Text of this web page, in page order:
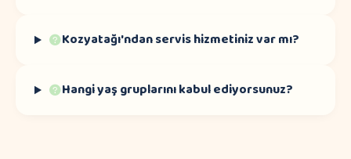
Kozyatağı'ndan servis hizmetiniz var mı?
Hangi yaş gruplarını kabul ediyorsunuz?